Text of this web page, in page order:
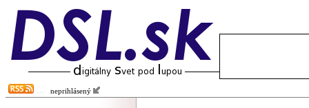
neprihlásený